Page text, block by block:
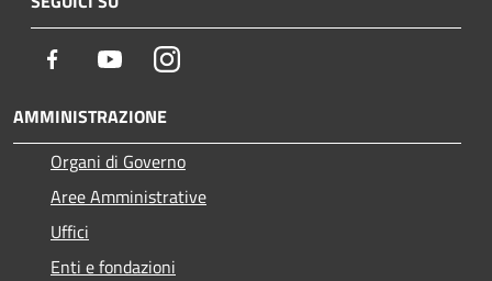
Facebook YoutubeInstagram
AMMINISTRAZIONE
Organi di Governo
Aree Amministrative
Uffici
Enti e fondazioni